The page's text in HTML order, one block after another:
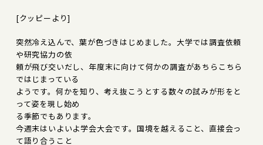
[クッピーより]
突然冷え込んで、葉が色づきはじめました。大学では調査依頼
や研究協力の依
頼が飛び交いだし、年度末に向けて何かの調査があちらこちら
ではじまっている
ようです。何かを知り、考え抜こうとする数々の試みが形をと
って姿を現し始め
る季節でもあります。
今週末はいよいよ学会大会です。国境を越えること、直接会っ
て語り合うこと